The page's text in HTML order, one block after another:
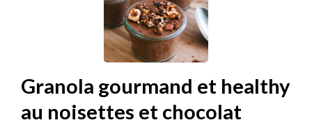
Granola gourmand et healthy
au noisettes et chocolat